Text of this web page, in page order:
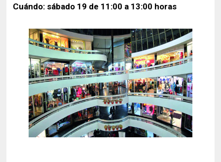
Cuándo: sábado 19 de 11:00 a 13:00 horas